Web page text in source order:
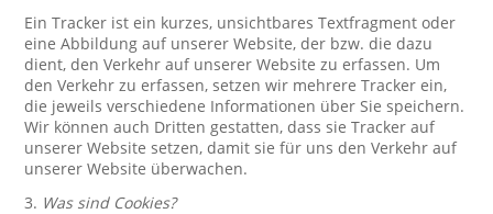
Ein Tracker ist ein kurzes, unsichtbares Textfragment oder
eine Abbildung auf unserer Website, der bzw. die dazu
dient, den Verkehr auf unserer Website zu erfassen. Um
den Verkehr zu erfassen, setzen wir mehrere Tracker ein,
die jeweils verschiedene Informationen über Sie speichern.
Wir können auch Dritten gestatten, dass sie Tracker auf
unserer Website setzen, damit sie für uns den Verkehr auf
unserer Website überwachen.
3. Was sind Cookies?